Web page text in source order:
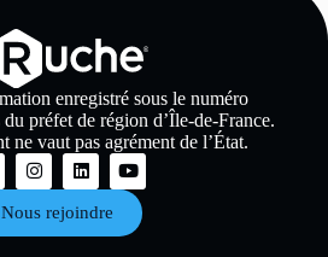
enregistré sous le numéro
préfet de région d’Île-de-France.
ne vaut pas agrément de l’État.
Nous rejoindre